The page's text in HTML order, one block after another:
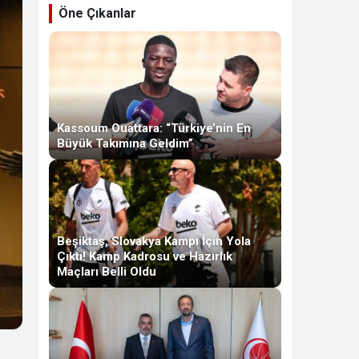
Öne Çıkanlar
Kassoum Ouattara: “Türkiye’nin En
Büyük Takımına Geldim”
Beşiktaş, Slovakya Kampı İçin Yola
Çıktı! Kamp Kadrosu ve Hazırlık
Maçları Belli Oldu